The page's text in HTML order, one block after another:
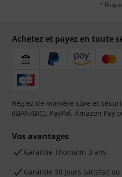
* Requis
Achetez et payez en toute
Réglez de manière sûre et
(IBAN/BIC), PayPal, Amazon Pay
Vos avantages
Ga­ran­tie Thomann 3 ans
Garantie 30 jours satisfait